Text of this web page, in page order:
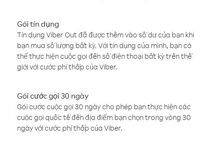
Gói tín dụng
Tín dụng Viber Out đã được thêm vào số dư của bạn khi
bạn mua số lượng bất kỳ. Với tín dụng của mình, bạn có
thể thực hiện cuộc gọi đến số điện thoại bất kỳ trên thế
giới với cước phí thấp của Viber.
Gói cước gọi 30 ngày
Gói cước cuộc gọi 30 ngày cho phép bạn thực hiện các
cuộc gọi quốc tế đến địa điểm bạn chọn trong vòng 30
ngày với cước phí thấp của Viber.